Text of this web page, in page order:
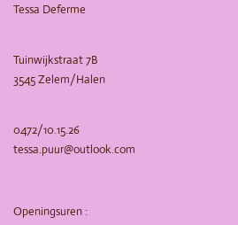
o
g
m
Tessa Deferme
Tuinwijkstraat 7B
3545 Zelem/Halen
0472/10.15.26
tessa.puur@outlook.com
Openingsuren :